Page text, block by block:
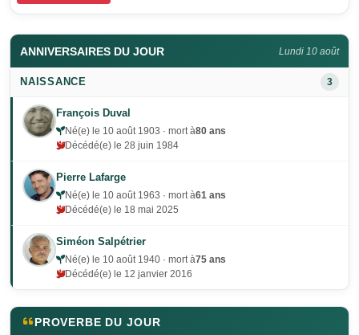
ANNIVERSAIRES DU JOUR Lundi 10 août
NAISSANCE 3
François Duval
Né(e) le 10 août 1903 · mort à80 ans
Décédé(e) le 28 juin 1984
Pierre Lafarge
Né(e) le 10 août 1963 · mort à61 ans
Décédé(e) le 18 mai 2025
Siméon Salpétrier
Né(e) le 10 août 1940 · mort à75 ans
Décédé(e) le 12 janvier 2016
PROVERBE DU JOUR